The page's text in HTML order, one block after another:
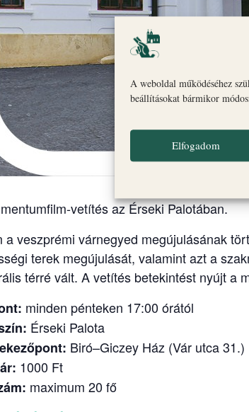
A weboldal működéséhez
beállításokat bármikor
Elfogadom
vetítés az Érseki Palotában.
a veszprémi várnegyed megújulásának
terek megújulását, valamint azt a
térré vált. A vetítés betekintést nyújt a
minden pénteken 17:00 órától
Érseki Palota
Biró–Giczey Ház (Vár utca 31.)
1000 Ft
maximum 20 fő